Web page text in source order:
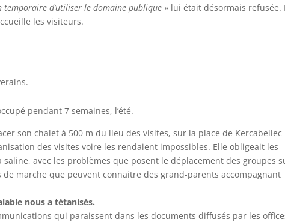
temporaire d’utiliser le domaine publique » lui était désormais refusée.
les visiteurs.
pendant 7 semaines, l’été.
son chalet à 500 m du lieu des visites, sur la place de Kercabellec
des visites voire les rendaient impossibles. Elle obligeait les
avec les problèmes que posent le déplacement des groupes
marche que peuvent connaitre des grand-parents accompagnant
nous a tétanisés.
qui paraissent dans les documents diffusés par les